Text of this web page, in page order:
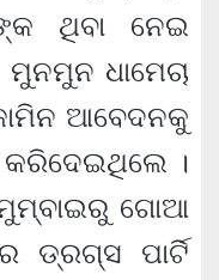
ଥିବା ନେଇ
ଧାମେଚା
ଆବେଦନକୁ
କରିଦେଇଥିଲେ ।
ଗୋଆ
ଡ୍ରଗ୍ସ ପାର୍ଟି